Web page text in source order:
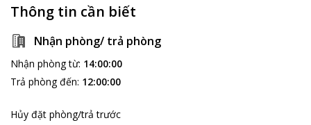
Thông tin cần biết
Nhận phòng/ trả phòng
Nhận phòng từ: 14:00:00
Trả phòng đến: 12:00:00
Hủy đặt phòng/trả trước